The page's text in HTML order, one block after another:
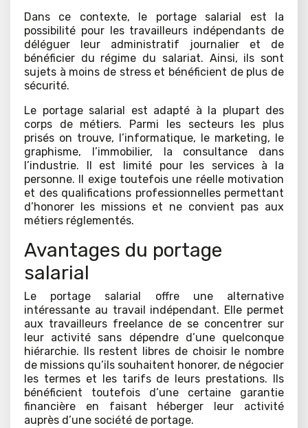
Dans ce contexte, le portage salarial est la
possibilité pour les travailleurs indépendants de
déléguer leur administratif journalier et de
bénéficier du régime du salariat. Ainsi, ils sont
sujets à moins de stress et bénéficient de plus de
sécurité.
Le portage salarial est adapté à la plupart des
corps de métiers. Parmi les secteurs les plus
prisés on trouve, l’informatique, le marketing, le
graphisme, l’immobilier, la consultance dans
l’industrie. Il est limité pour les services à la
personne. Il exige toutefois une réelle motivation
et des qualifications professionnelles permettant
d’honorer les missions et ne convient pas aux
métiers réglementés.
Avantages du portage
salarial
Le portage salarial offre une alternative
intéressante au travail indépendant. Elle permet
aux travailleurs freelance de se concentrer sur
leur activité sans dépendre d’une quelconque
hiérarchie. Ils restent libres de choisir le nombre
de missions qu’ils souhaitent honorer, de négocier
les termes et les tarifs de leurs prestations. Ils
bénéficient toutefois d’une certaine garantie
financière en faisant héberger leur activité
auprès d’une société de portage.